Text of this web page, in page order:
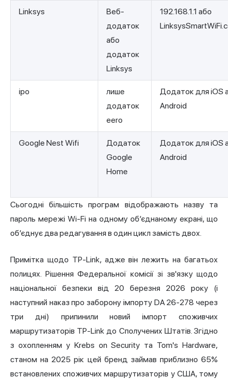
Linksys
Веб-
додаток
або
додаток
Linksys
192.168.1.1 або
іро
лише
додаток
eero
Додаток для iOS
Android
Google Nest Wifi
Додаток
Google
Home
Додаток для iOS
Android
Сьогодні більшість програм відображають назву та
пароль мережі Wi-Fi на одному об’єднаному екрані, що
об’єднує два редагування в один цикл замість двох.
Примітка щодо TP-Link, адже він лежить на багатьох
полицях. Рішення Федеральної комісії зі зв'язку щодо
національної безпеки від 20 березня 2026 року (і
наступний наказ про заборону імпорту DA 26-278 через
три дні) припинили новий імпорт споживчих
маршрутизаторів TP-Link до Сполучених Штатів. Згідно
з охопленням у Krebs on Security та Tom's Hardware,
станом на 2025 рік цей бренд займав приблизно 65%
встановлених споживчих маршрутизаторів у США, тому